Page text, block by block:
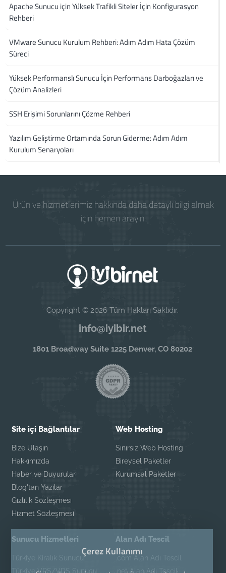
Apache Sunucu için Yüksek Trafikli Siteler İçin Konfigurasyon
Rehberi
VMware Sunucu Kurulum Rehberi: Adım Adım Hata Çözüm
Süreci
Yüksek Performanslı Sunucu İçin Performans Darboğazları ve
Çözüm Analizleri
SSH Erişimi Sorunlarını Çözme Rehberi
Yazılım Geliştirme Ortamında Sorun Giderme: Adım Adım
Kurulum Senaryoları
Ürün ve hizmetlerimiz hakkında daha detaylı bilgi almak
için hemen arayın.
Copyright © 2026 Tüm Hakları Saklıdır.
info@iyibir.net
1801 Broadway Suite 1225 Denver, CO 80202
Site içi Bağlantılar
Bize Ulaşın
Hakkımızda
Haber ve Duyurular
Blog'tan Yazılar
Gizlilik Sözleşmesi
Hizmet Sözleşmesi
Web Hosting
Sınırsız Web Hosting
Bireysel Paketler
Kurumsal Paketler
Sunucu Hizmetleri
Türkiye Kiralık Sunucu
Türkiye VPS/VDS Sunucu
Alan Adı Tescil
.com Alan Adı Tescil
.net Alan Adı Tescil
Çerez Kullanımı